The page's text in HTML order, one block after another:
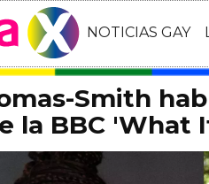
NOTICIAS GAY
Smith
la BBC 'What